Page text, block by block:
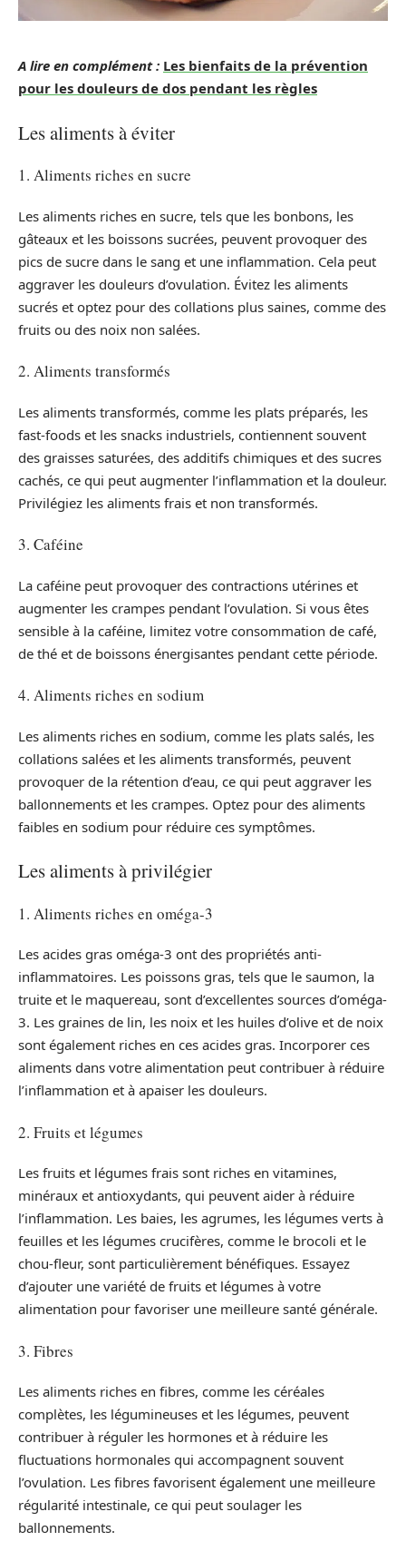
A lire en complément : Les bienfaits de la prévention
pour les douleurs de dos pendant les règles
Les aliments à éviter
1. Aliments riches en sucre
Les aliments riches en sucre, tels que les bonbons, les
gâteaux et les boissons sucrées, peuvent provoquer des
pics de sucre dans le sang et une inflammation. Cela peut
aggraver les douleurs d’ovulation. Évitez les aliments
sucrés et optez pour des collations plus saines, comme des
fruits ou des noix non salées.
2. Aliments transformés
Les aliments transformés, comme les plats préparés, les
fast-foods et les snacks industriels, contiennent souvent
des graisses saturées, des additifs chimiques et des sucres
cachés, ce qui peut augmenter l’inflammation et la douleur.
Privilégiez les aliments frais et non transformés.
3. Caféine
La caféine peut provoquer des contractions utérines et
augmenter les crampes pendant l’ovulation. Si vous êtes
sensible à la caféine, limitez votre consommation de café,
de thé et de boissons énergisantes pendant cette période.
4. Aliments riches en sodium
Les aliments riches en sodium, comme les plats salés, les
collations salées et les aliments transformés, peuvent
provoquer de la rétention d’eau, ce qui peut aggraver les
ballonnements et les crampes. Optez pour des aliments
faibles en sodium pour réduire ces symptômes.
Les aliments à privilégier
1. Aliments riches en oméga-3
Les acides gras oméga-3 ont des propriétés anti-
inflammatoires. Les poissons gras, tels que le saumon, la
truite et le maquereau, sont d’excellentes sources d’oméga-
3. Les graines de lin, les noix et les huiles d’olive et de noix
sont également riches en ces acides gras. Incorporer ces
aliments dans votre alimentation peut contribuer à réduire
l’inflammation et à apaiser les douleurs.
2. Fruits et légumes
Les fruits et légumes frais sont riches en vitamines,
minéraux et antioxydants, qui peuvent aider à réduire
l’inflammation. Les baies, les agrumes, les légumes verts à
feuilles et les légumes crucifères, comme le brocoli et le
chou-fleur, sont particulièrement bénéfiques. Essayez
d’ajouter une variété de fruits et légumes à votre
alimentation pour favoriser une meilleure santé générale.
3. Fibres
Les aliments riches en fibres, comme les céréales
complètes, les légumineuses et les légumes, peuvent
contribuer à réguler les hormones et à réduire les
fluctuations hormonales qui accompagnent souvent
l’ovulation. Les fibres favorisent également une meilleure
régularité intestinale, ce qui peut soulager les
ballonnements.